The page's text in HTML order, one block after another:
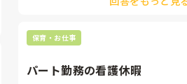
保育・お仕事
パート勤務の看護休暇